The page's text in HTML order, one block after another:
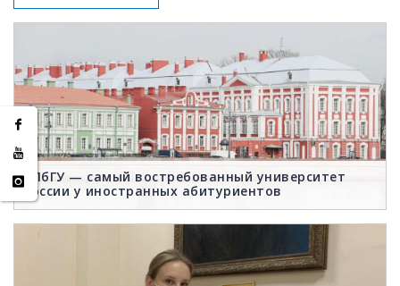
СПбГУ — самый востребованный университет
России у иностранных абитуриентов